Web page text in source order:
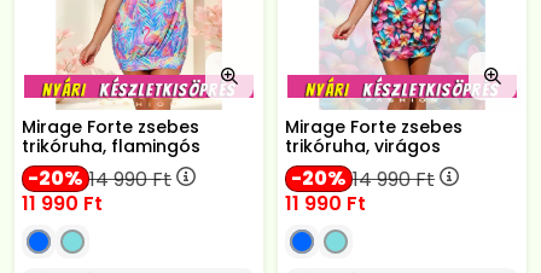
Mirage Forte zsebes
trikóruha, flamingós
20 14 990Ft
11 990 Ft
Mirage Forte zsebes
trikóruha, virágos
20 14 990Ft
11 990 Ft